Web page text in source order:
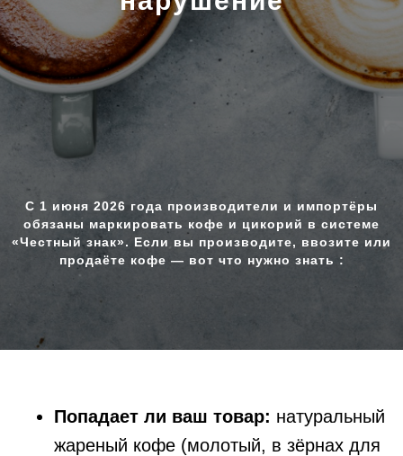
С 1 июня 2026 года производители и импортёры
обязаны маркировать кофе и цикорий в системе
«Честный знак». Если вы производите, ввозите или
продаёте кофе — вот что нужно знать :
Попадает ли ваш товар: натуральный
жареный кофе (молотый, в зёрнах для